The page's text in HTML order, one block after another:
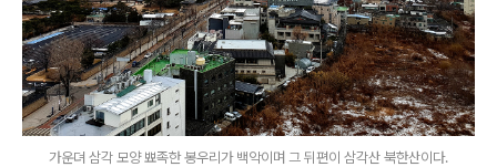
가운뎌 삼각 모양 뾰족한 봉우리가 백악이며 그 뒤편이 삼각산 북한산이다.